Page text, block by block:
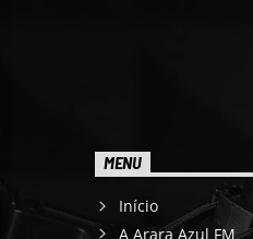
MENU
Início
A Arara Azul FM